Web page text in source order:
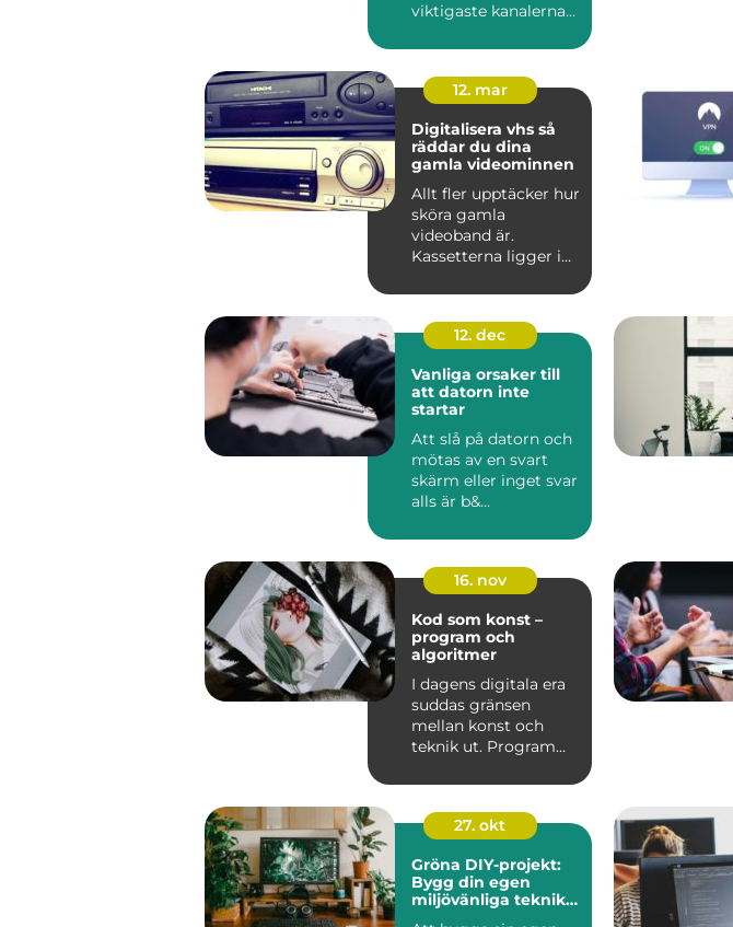
viktigaste kanalerna
12. mar
Digitalisera vhs så
räddar du dina
gamla videominnen
Allt fler upptäcker hur
sköra gamla
videoband är.
Kassetterna ligger i
samtidig...
12. dec
Vanliga orsaker till
att datorn inte
startar
Att slå på datorn och
mötas av en svart
skärm eller inget svar
alls är b&...
16. nov
Kod som konst –
program och
algoritmer
I dagens digitala era
suddas gränsen
mellan konst och
teknik ut. Program
ska...
27. okt
Gröna DIY-projekt:
Bygg din egen
miljövänliga teknik